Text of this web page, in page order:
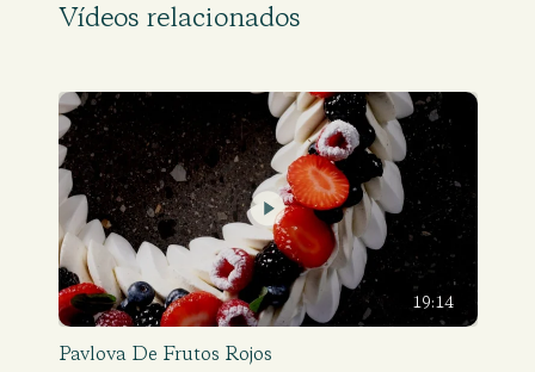
Vídeos relacionados
19:14
Pavlova De Frutos Rojos